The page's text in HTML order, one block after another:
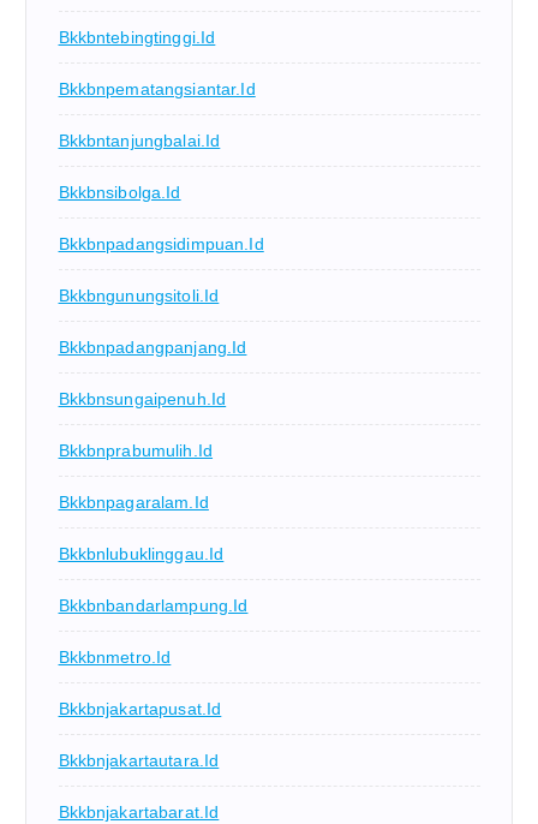
Bkkbntebingtinggi.id
Bkkbnpematangsiantar.id
Bkkbntanjungbalai.id
Bkkbnsibolga.id
Bkkbnpadangsidimpuan.id
Bkkbngunungsitoli.id
Bkkbnpadangpanjang.id
Bkkbnsungaipenuh.id
Bkkbnprabumulih.id
Bkkbnpagaralam.id
Bkkbnlubuklinggau.id
Bkkbnbandarlampung.id
Bkkbnmetro.id
Bkkbnjakartapusat.id
Bkkbnjakartautara.id
Bkkbnjakartabarat.id